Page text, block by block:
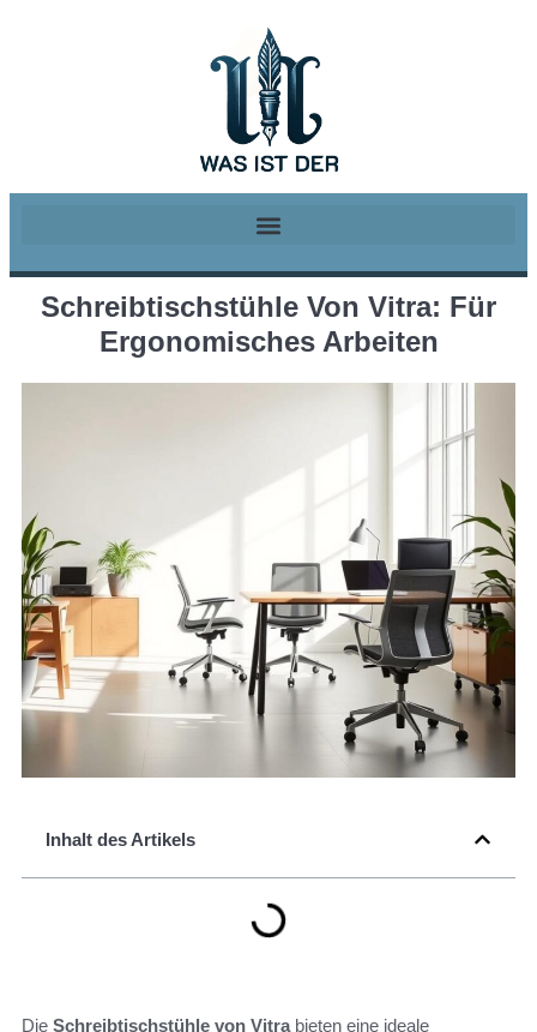
Schreibtischstühle Von Vitra: Für
Ergonomisches Arbeiten
Inhalt des Artikels
Die Schreibtischstühle von Vitrabieten eine ideale